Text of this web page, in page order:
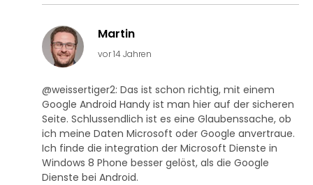
Martin
vor 14 Jahren
@weissertiger2: Das ist schon richtig, mit einem
Google Android Handy ist man hier auf der sicheren
Seite. Schlussendlich ist es eine Glaubenssache, ob
ich meine Daten Microsoft oder Google anvertraue.
Ich finde die integration der Microsoft Dienste in
Windows 8 Phone besser gelöst, als die Google
Dienste bei Android.